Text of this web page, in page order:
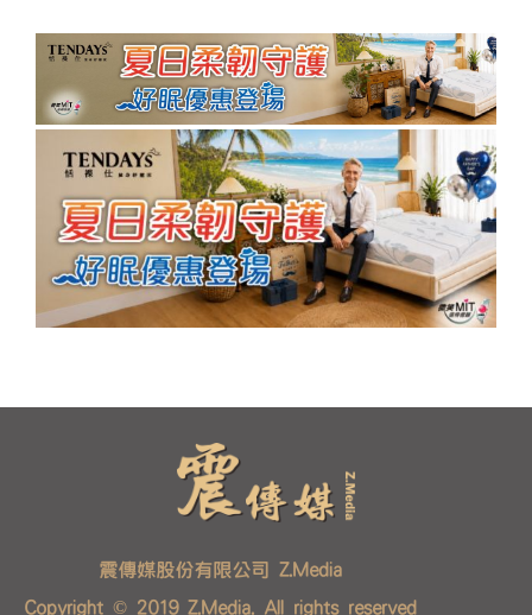
震傳媒股份有限公司 Z.Media
Copyright © 2019 Z.Media. All rights reserved